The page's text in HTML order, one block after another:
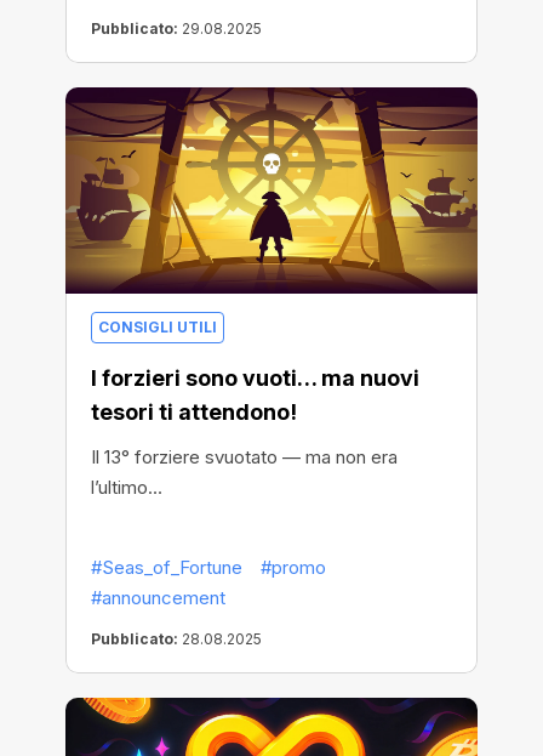
Pubblicato: 29.08.2025
CONSIGLI UTILI
I forzieri sono vuoti… ma nuovi
tesori ti attendono!
Il 13° forziere svuotato — ma non era
l’ultimo…
#Seas_of_Fortune
#promo
#announcement
Pubblicato: 28.08.2025